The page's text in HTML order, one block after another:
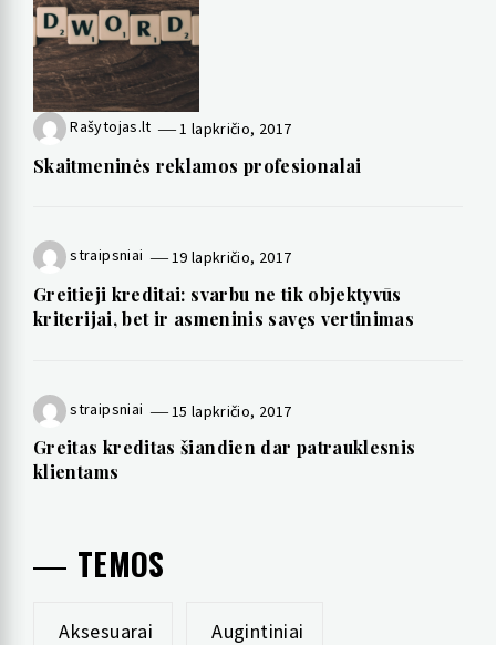
Rašytojas.lt 1 lapkričio, 2017
Skaitmeninės reklamos profesionalai
straipsniai 19 lapkričio, 2017
Greitieji kreditai: svarbu ne tik objektyvūs
kriterijai, bet ir asmeninis savęs vertinimas
straipsniai 15 lapkričio, 2017
Greitas kreditas šiandien dar patrauklesnis
klientams
TEMOS
Aksesuarai Augintiniai